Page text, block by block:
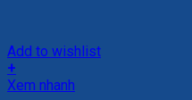
Add to wishlist
+
Xem nhanh